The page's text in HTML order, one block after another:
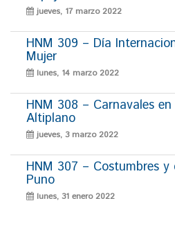
jueves, 17 marzo 2022
HNM 309 – Día
Mujer
lunes, 14 marzo 2022
HNM 308 – Carnavales en
Altiplano
jueves, 3 marzo 2022
HNM 307 – Costumbres y
Puno
lunes, 31 enero 2022